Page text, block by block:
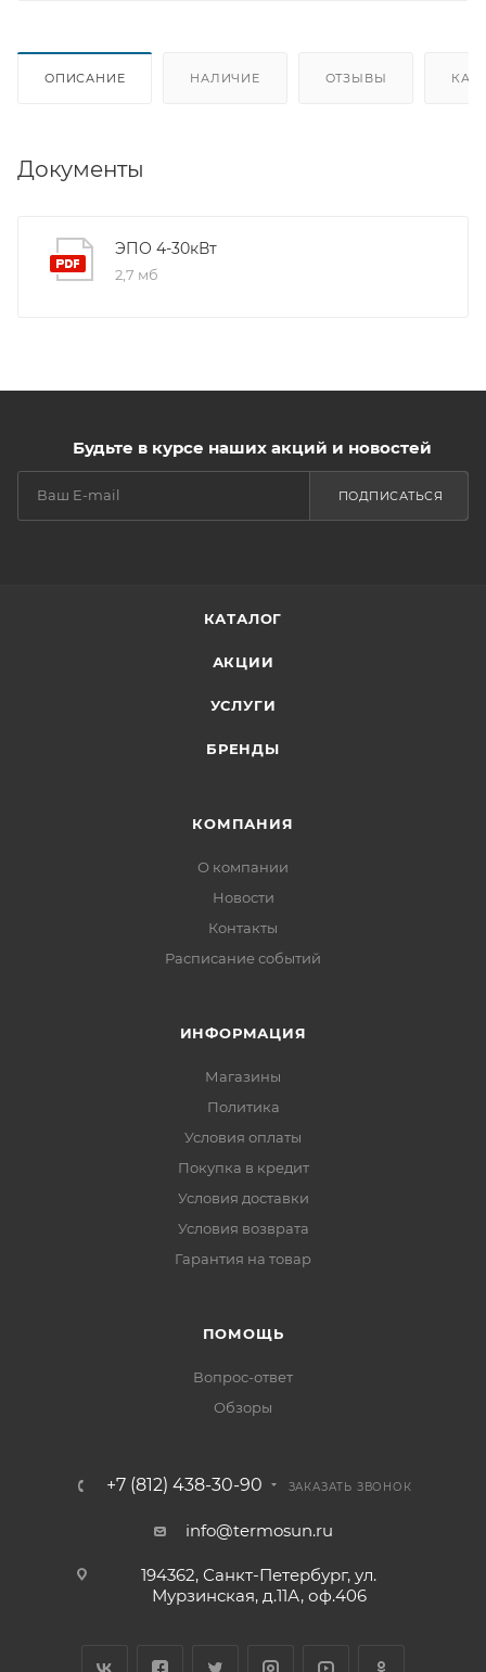
ОПИСАНИЕ НАЛИЧИЕ ОТЗЫВЫ КАК
Документы
ЭПО 4-30кВт
2,7 мб
Будьте в курсе наших акций и новостей
ПОДПИСАТЬСЯ
КАТАЛОГ
АКЦИИ
УСЛУГИ
БРЕНДЫ
КОМПАНИЯ
О компании
Новости
Контакты
Расписание событий
ИНФОРМАЦИЯ
Магазины
Политика
Условия оплаты
Покупка в кредит
Условия доставки
Условия возврата
Гарантия на товар
ПОМОЩЬ
Вопрос-ответ
Обзоры
+7 (812) 438-30-90 ЗАКАЗАТЬ ЗВОНОК
info@termosun.ru
194362, Санкт-Петербург, ул.
Мурзинская, д.11А, оф.406